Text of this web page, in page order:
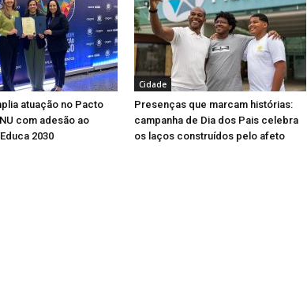
atuação no Pacto
com adesão ao
2030
Cidade
Presenças que marcam histórias:
campanha de Dia dos Pais celebra
os laços construídos pelo afeto